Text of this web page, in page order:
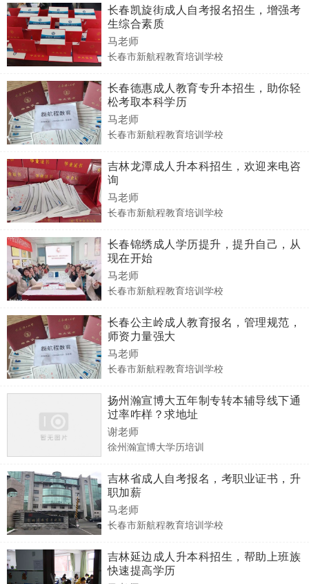
长春凯旋街成人自考报名招生，增强考
生综合素质
马老师
长春市新航程教育培训学校
长春德惠成人教育专升本招生，助你轻
松考取本科学历
马老师
长春市新航程教育培训学校
吉林龙潭成人升本科招生，欢迎来电咨
询
马老师
长春市新航程教育培训学校
长春锦绣成人学历提升，提升自己，从
现在开始
马老师
长春市新航程教育培训学校
长春公主岭成人教育报名，管理规范，
师资力量强大
马老师
长春市新航程教育培训学校
扬州瀚宣博大五年制专转本辅导线下通
过率咋样？求地址
谢老师
徐州瀚宣博大学历培训
吉林省成人自考报名，考职业证书，升
职加薪
马老师
长春市新航程教育培训学校
吉林延边成人升本科招生，帮助上班族
快速提高学历